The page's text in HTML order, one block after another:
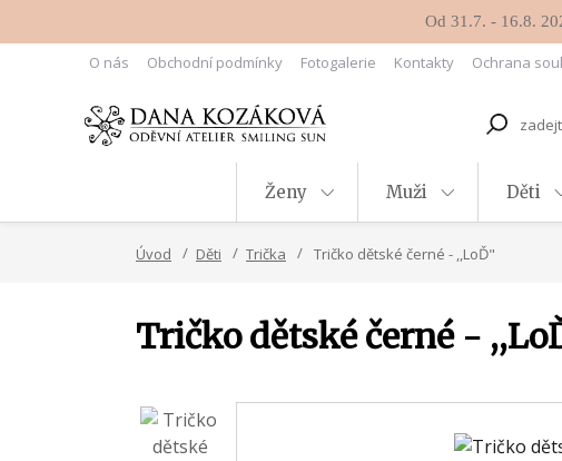
Od 31.7. - 16.8.
O nás Obchodní podmínky Fotogalerie Kontakty Ochrana
Ženy Muži Děti
Úvod Děti Trička Tričko dětské černé - ,,LoĎ"
Tričko dětské černé -